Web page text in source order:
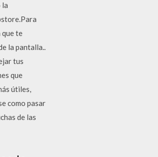
la
que te
la pantalla..
tus
que
útiles,
como pasar
de las